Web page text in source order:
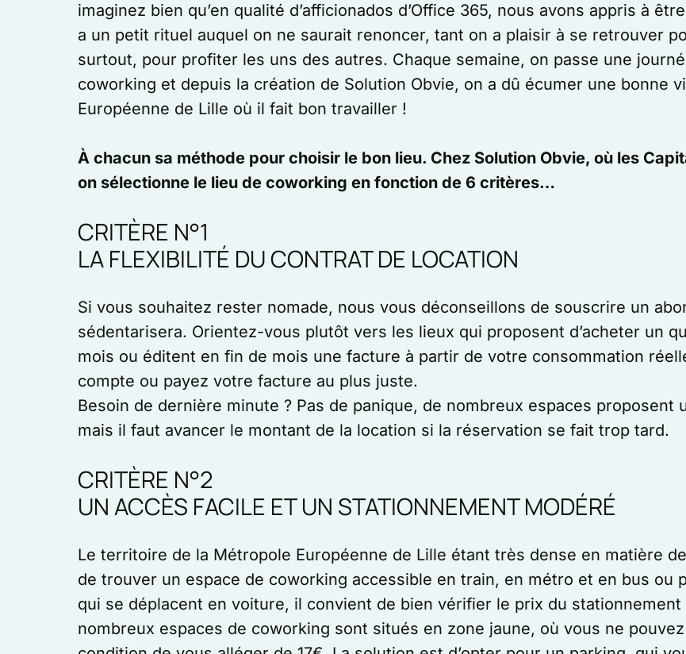
imaginez bien qu’en qualité d’afficionados d’Office 365, nous avons appris à
a un petit rituel auquel on ne saurait renoncer, tant on a plaisir à se retrouver
surtout, pour profiter les uns des autres. Chaque semaine, on passe une
coworking et depuis la création de Solution Obvie, on a dû écumer une bonne
Européenne de Lille où il fait bon travailler !
À chacun sa méthode pour choisir le bon lieu. Chez Solution Obvie, où les
on sélectionne le lieu de coworking en fonction de 6 critères…
CRITÈRE N°1
LA FLEXIBILITÉ DU CONTRAT DE LOCATION
Si vous souhaitez rester nomade, nous vous déconseillons de souscrire un
sédentarisera. Orientez-vous plutôt vers les lieux qui proposent d’acheter un
mois ou éditent en fin de mois une facture à partir de votre consommation
compte ou payez votre facture au plus juste.
Besoin de dernière minute ? Pas de panique, de nombreux espaces proposent
mais il faut avancer le montant de la location si la réservation se fait trop tard.
CRITÈRE N°2
UN ACCÈS FACILE ET UN STATIONNEMENT MODÉRÉ
Le territoire de la Métropole Européenne de Lille étant très dense en matière
de trouver un espace de coworking accessible en train, en métro et en bus ou
qui se déplacent en voiture, il convient de bien vérifier le prix du
nombreux espaces de coworking sont situés en zone jaune, où vous ne